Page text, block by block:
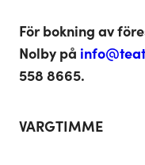
För bokning av
Nolby på
558 8665.
VARGTIMME